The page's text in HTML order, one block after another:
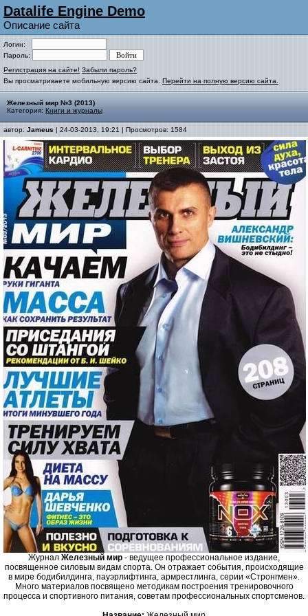
Datalife Engine Demo
Описание сайта
Логин:
Пароль:
Регистрация на сайте! Забыли пароль?
Вы просматриваете мобильную версию сайта. Перейти на полную версию сайта.
Железный мир №3 (2013)
Категория: Книги и журналы
автор: Jameus | 24-03-2013, 19:21 | Просмотров: 1584
Журнал Железный мир - ведущее профессиональное издание,
посвященное силовым видам спорта. Он отражает события, происходящие
в мире бодибилдинга, пауэрлифтинга, армрестлинга, серии «Стронгмен».
Много материалов посвящено методикам построения тренировочного
процесса и спортивного питания, советам профессиональных спортсменов.